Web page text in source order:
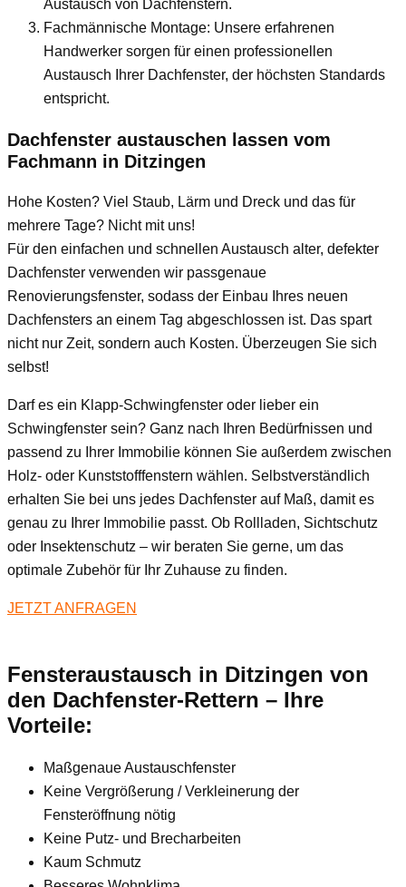
Austausch von Dachfenstern.
Fachmännische Montage: Unsere erfahrenen
Handwerker sorgen für einen professionellen
Austausch Ihrer Dachfenster, der höchsten Standards
entspricht.
Dachfenster austauschen lassen vom
Fachmann in Ditzingen
Hohe Kosten? Viel Staub, Lärm und Dreck und das für
mehrere Tage? Nicht mit uns!
Für den einfachen und schnellen Austausch alter, defekter
Dachfenster verwenden wir passgenaue
Renovierungsfenster, sodass der Einbau Ihres neuen
Dachfensters an einem Tag abgeschlossen ist. Das spart
nicht nur Zeit, sondern auch Kosten. Überzeugen Sie sich
selbst!
Darf es ein Klapp-Schwingfenster oder lieber ein
Schwingfenster sein? Ganz nach Ihren Bedürfnissen und
passend zu Ihrer Immobilie können Sie außerdem zwischen
Holz- oder Kunststofffenstern wählen. Selbstverständlich
erhalten Sie bei uns jedes Dachfenster auf Maß, damit es
genau zu Ihrer Immobilie passt. Ob Rollladen, Sichtschutz
oder Insektenschutz – wir beraten Sie gerne, um das
optimale Zubehör für Ihr Zuhause zu finden.
JETZT ANFRAGEN
Fensteraustausch in Ditzingen von
den Dachfenster-Rettern – Ihre
Vorteile:
Maßgenaue Austauschfenster
Keine Vergrößerung / Verkleinerung der
Fensteröffnung nötig
Keine Putz- und Brecharbeiten
Kaum Schmutz